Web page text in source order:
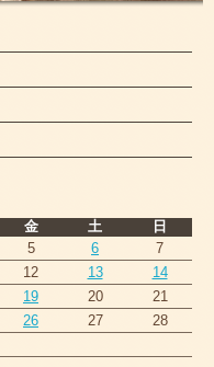
金 土
日
5 6
7
12 13
14
19 20
21
26 27
28